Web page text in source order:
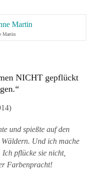
Martin
NICHT gepflückt
und spießte auf den
Und ich mache
pflücke sie nicht,
Farbenpracht!